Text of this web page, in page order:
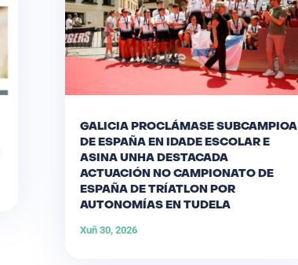
GALICIA PROCLÁMASE SUBCAMPIOA
DE ESPAÑA EN IDADE ESCOLAR E
ASINA UNHA DESTACADA
ACTUACIÓN NO CAMPIONATO DE
ESPAÑA DE TRÍATLON POR
AUTONOMÍAS EN TUDELA
Xuñ 30, 2026